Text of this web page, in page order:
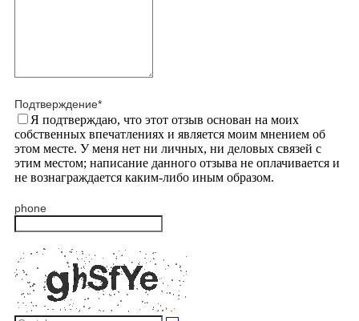
Подтверждение*
Я подтверждаю, что этот отзыв основан на моих
собственных впечатлениях и является моим мнением об
этом месте. У меня нет ни личных, ни деловых связей с
этим местом; написание данного отзыва не оплачивается и
не вознаграждается каким-либо иным образом.
phone